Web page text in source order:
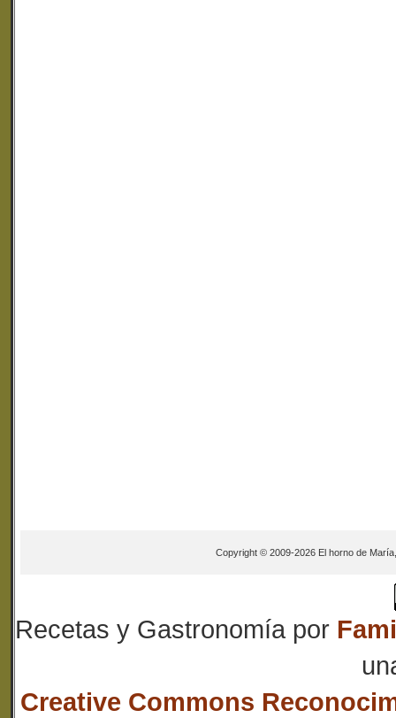
Copyright © 2009-2026 El horno de
Recetas y Gastronomía por
Creative Commons